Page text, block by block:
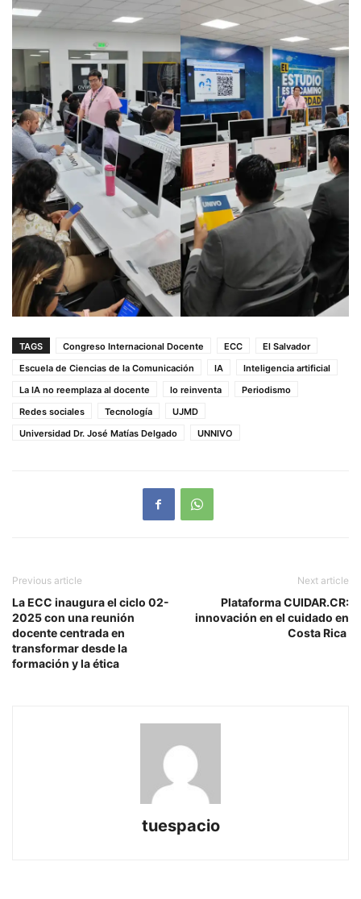
TAGS Congreso Internacional Docente ECC
El Salvador
Escuela de Ciencias de la Comunicación
IA
Inteligencia artificial
La IA no reemplaza al docente
lo reinventa
Periodismo
Redes sociales
Tecnología
UJMD
Universidad Dr. José Matías Delgado
UNNIVO
Previous article
La ECC inaugura el ciclo 02-
2025 con una reunión
docente centrada en
transformar desde la
formación y la ética
Next article
Plataforma CUIDAR.CR:
innovación en el cuidado en
Costa Rica
tuespacio